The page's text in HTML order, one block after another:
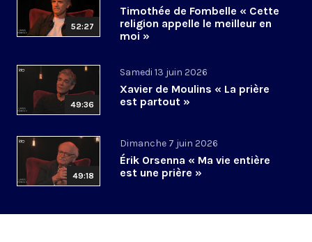
52:27
Timothée de Fombelle « Cette
religion appelle le meilleur en
moi »
49:36
Samedi 13 juin 2026
Xavier de Moulins « La prière
est partout »
49:18
Dimanche 7 juin 2026
Érik Orsenna « Ma vie entière
est une prière »